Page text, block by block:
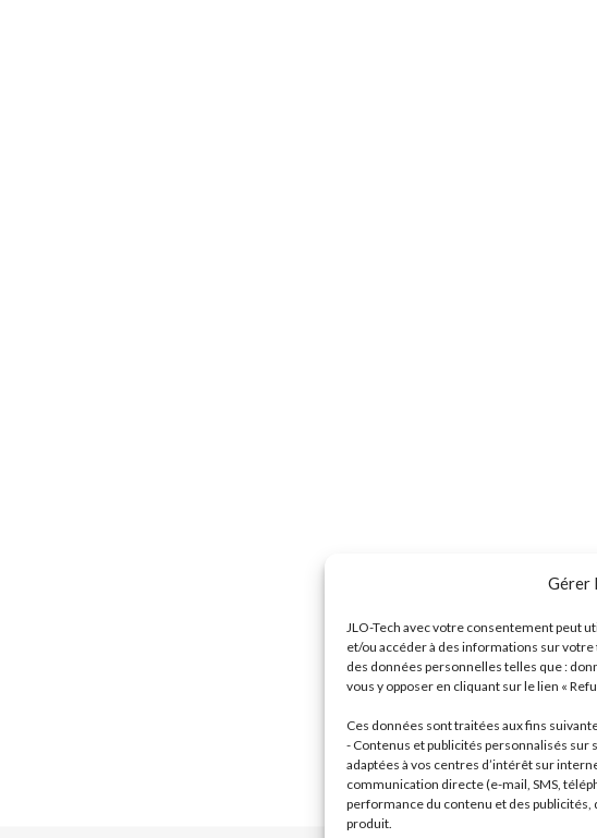
Gérer
JLO-Tech avec votre consentement peut
et/ou accéder à des informations sur
des données personnelles telles que :
vous y opposer en cliquant sur le lien «
Ces données sont traitées aux fins
- Contenus et publicités personnalisés
adaptées à vos centres d’intérêt sur
communication directe (e-mail, SMS,
performance du contenu et des
produit.